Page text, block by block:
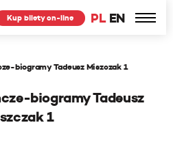
PL EN
Kup bilety on-line
biogramy Tadeusz Miszczak 1
biogramy Tadeusz
1